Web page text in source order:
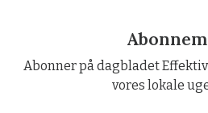
Abonner på dagbladet
vores lokale